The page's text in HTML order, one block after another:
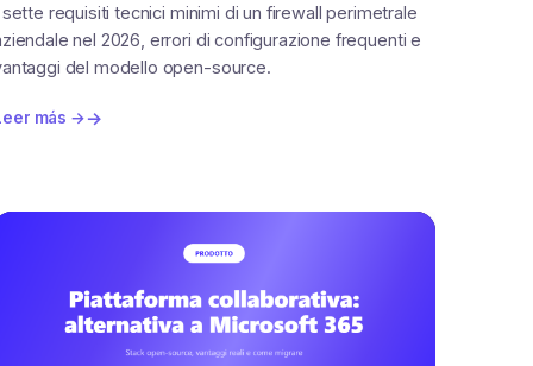
sette requisiti tecnici minimi di un firewall perimetrale
nel 2026, errori di configurazione frequenti e
del modello open-source.
más →